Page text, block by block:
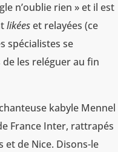
n’oublie rien » et il est
likées et relayées (ce
spécialistes se
les reléguer au fin
kabyle Mennel
France Inter, rattrapés
de Nice. Disons-le